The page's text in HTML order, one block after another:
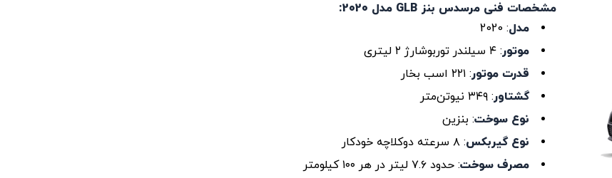
مشخصات فنی مرسدس بنز GLB مدل 2020:
مدل: 2020
موتور: ۴ سیلندر توربوشارژ ۲ لیتری
قدرت موتور: ۲۲۱ اسب بخار
گشتاور: ۳۴۹ نیوتن‌متر
نوع سوخت: بنزین
نوع گیربکس: ۸ سرعته دوکلاچه خودکار
مصرف سوخت: حدود ۷.۶ لیتر در هر ۱۰۰ کیلومتر